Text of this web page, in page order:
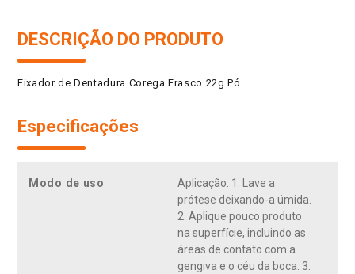
DESCRIÇÃO DO PRODUTO
Fixador de Dentadura Corega Frasco 22g Pó
Especificações
Modo de uso
Aplicação: 1. Lave a
prótese deixando-a úmida.
2. Aplique pouco produto
na superfície, incluindo as
áreas de contato com a
gengiva e o céu da boca. 3.